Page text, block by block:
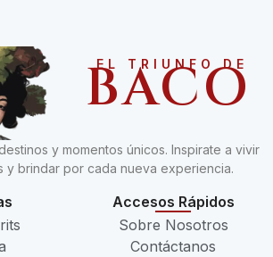
EL TRIUNFO DE
BACO
y momentos únicos. Inspirate a vivir
y brindar por cada nueva experiencia.
Accesos Rápidos
Sobre Nosotros
Contáctanos